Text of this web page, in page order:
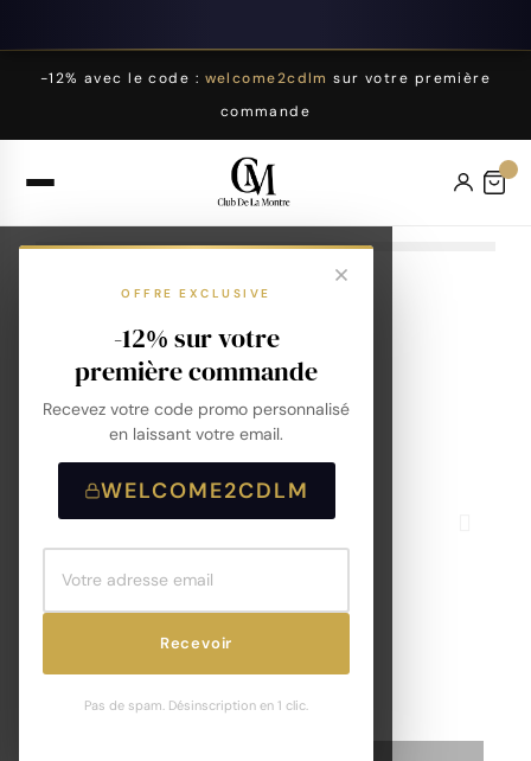
-12% avec le code : welcome2cdlm sur votre première
commande
OFFRE EXCLUSIVE
-12% sur votre
première commande
Recevez votre code promo personnalisé
en laissant votre email.
WELCOME2CDLM
Recevoir
Pas de spam. Désinscription en 1 clic.